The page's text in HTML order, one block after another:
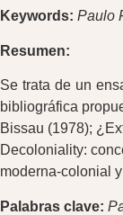
Keywords: Paulo
Resumen:
Se trata de un
bibliográfica
Bissau (1978);
Decoloniality:
moderna-colonial
Palabras clave: